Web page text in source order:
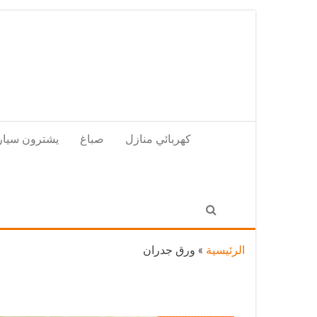
يشترون صباغ كهربائي منازل
الرئيسية » ورق جدران